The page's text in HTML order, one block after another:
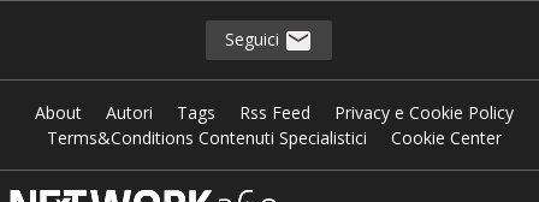
Seguici
About Autori Tags Rss Feed
Privacy e Cookie Policy
Terms&Conditions Contenuti Specialistici
Cookie Center